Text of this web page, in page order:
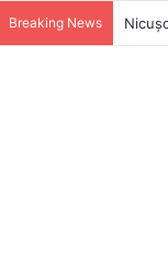
Breaking News